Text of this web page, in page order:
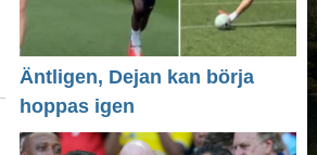
Äntligen, Dejan kan börja
hoppas igen